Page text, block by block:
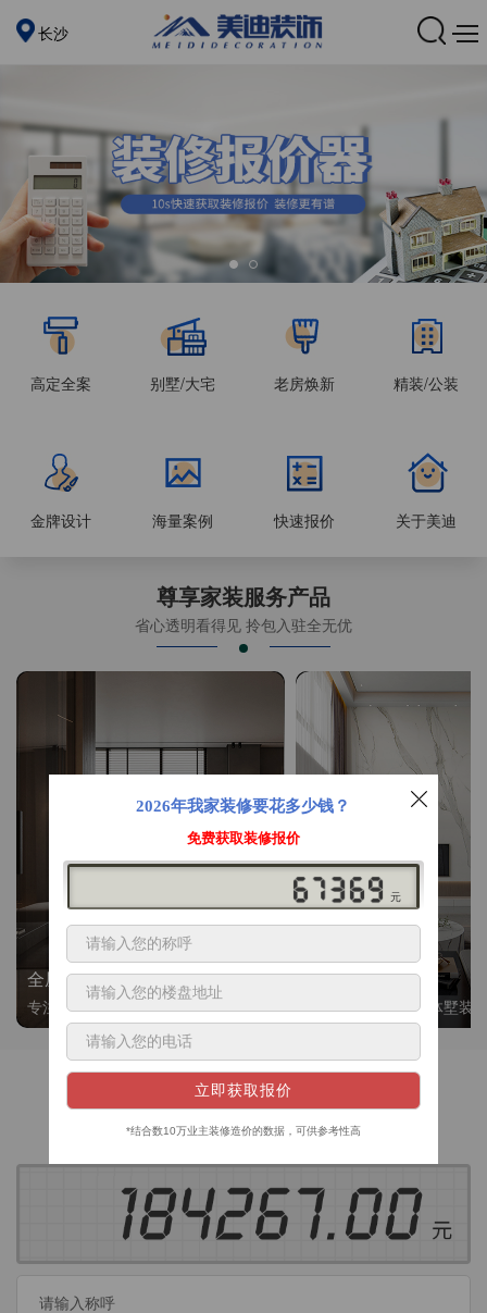
长沙
高定全案 别墅/大宅 老房焕新 精装/公装
金牌设计 海量案例 快速报价 关于美迪
尊享家装服务产品
省心透明看得见 拎包入驻全无优
全屋整装
专注整装24年，高标准，选美迪 十年后仍爱我家
别墅大平层
高端私人定制，整体墅装
获取装修预算